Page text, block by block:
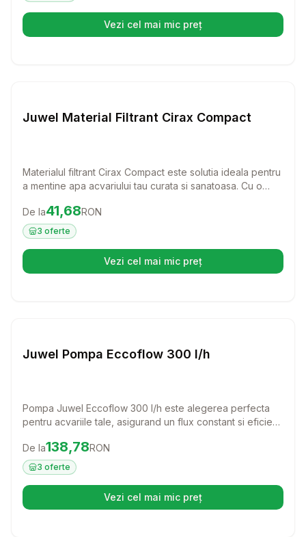
Vezi cel mai mic preț(se deschide într-o filă nouă)
Juwel Material Filtrant Cirax Compact
Materialul filtrant Cirax Compact este solutia ideala pentru
a mentine apa acvariului tau curata si sanatoasa. Cu o
bacteriilor benefice, asigurandu-ti un mediu optim pentru
pestii tai. Inlocuieste-l o data la 9-12 luni si bucura-te de
un acvariu stralucitor!
Preț:41.68 RON
De la41,68RON
3 oferte
Vezi cel mai mic preț(se deschide într-o filă nouă)
Juwel Pompa Eccoflow 300 l/h
Pompa Juwel Eccoflow 300 l/h este alegerea perfecta
pentru acvariile tale, asigurand un flux constant si eficient
interna garanteaza un sistem de filtrare optim, ajutandu-ti
pestii sa se bucure de un mediu curat si sanatos.
Preț:138.78 RON
De la138,78RON
3 oferte
Vezi cel mai mic preț(se deschide într-o filă nouă)